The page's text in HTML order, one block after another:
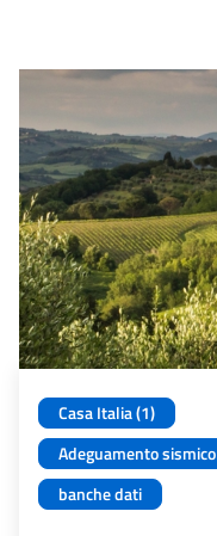
Casa Italia (1)
Adeguamento sismico
banche dati